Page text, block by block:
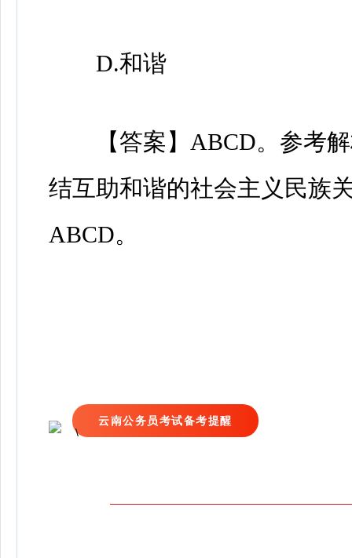
D.和谐
【答案】ABCD。参考解
结互助和谐的社会主义民族
ABCD。
云南公务员考试备考提醒